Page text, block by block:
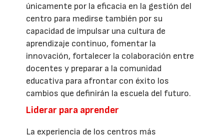
únicamente por la eficacia en la gestión del
centro para medirse también por su
capacidad de impulsar una cultura de
aprendizaje continuo, fomentar la
innovación, fortalecer la colaboración entre
docentes y preparar a la comunidad
educativa para afrontar con éxito los
cambios que definirán la escuela del futuro.
Liderar para aprender
La experiencia de los centros más